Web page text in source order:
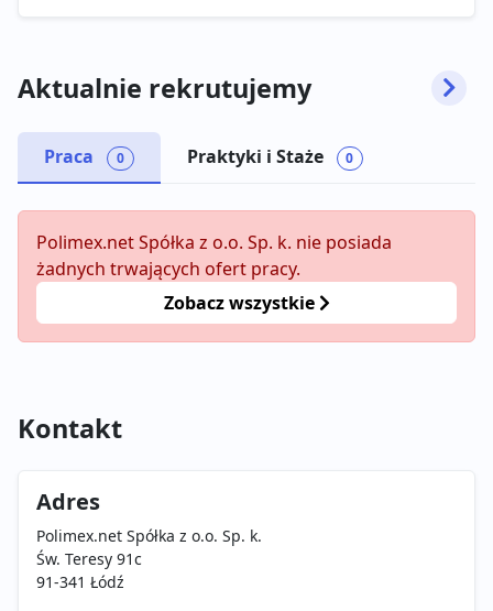
Aktualnie rekrutujemy
Praca 0 Praktyki i Staże 0
Polimex.net Spółka z o.o. Sp. k. nie posiada
żadnych trwających ofert pracy.
Zobacz wszystkie
Kontakt
Adres
Polimex.net Spółka z o.o. Sp. k.
Św. Teresy 91c
91-341 Łódź